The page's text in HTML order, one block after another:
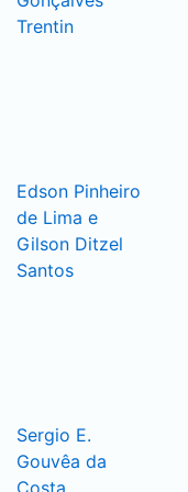
Trentin
Edson Pinheiro
de Lima e
Gilson Ditzel
Santos
Sergio E.
Gouvêa da
Costa